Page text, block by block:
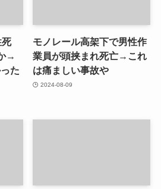
→
た
モノレール高架下で男性作
業員が頭挟まれ死亡→これ
は痛ましい事故や
2024-08-09